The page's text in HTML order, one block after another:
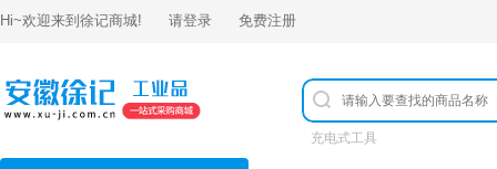
Hi~欢迎来到 徐记商城! 请登录 免费注册
充电式工具